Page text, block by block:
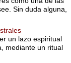
Sin duda alguna,
un lazo espiritual
mediante un ritual